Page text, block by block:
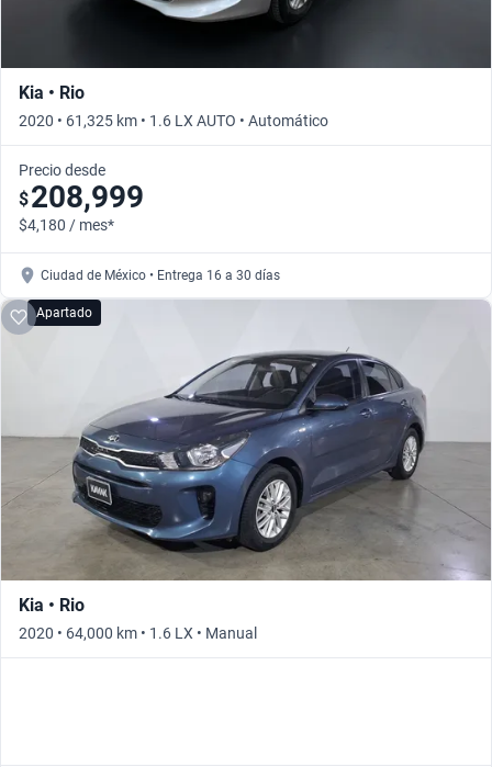
Kia • Rio
2020 • 61,325 km • 1.6 LX AUTO • Automático
Precio desde
$208,999
$4,180 / mes*
Ciudad de México • Entrega 16 a 30 días
Apartado
Kia • Rio
2020 • 64,000 km • 1.6 LX • Manual